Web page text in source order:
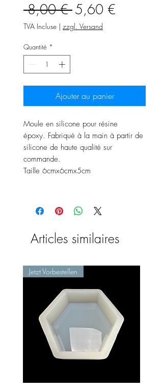
8,00 € Prix
original
5,60 €
TVA Incluse | zzgl. Versand
Quantité *
Ajouter au panier
Moule en silicone pour résine
époxy. Fabriqué à la main à partir de
silicone de haute qualité sur
commande.
Taille 6cmx6cmx5cm
Articles similaires
Jetzt Vorbestellen